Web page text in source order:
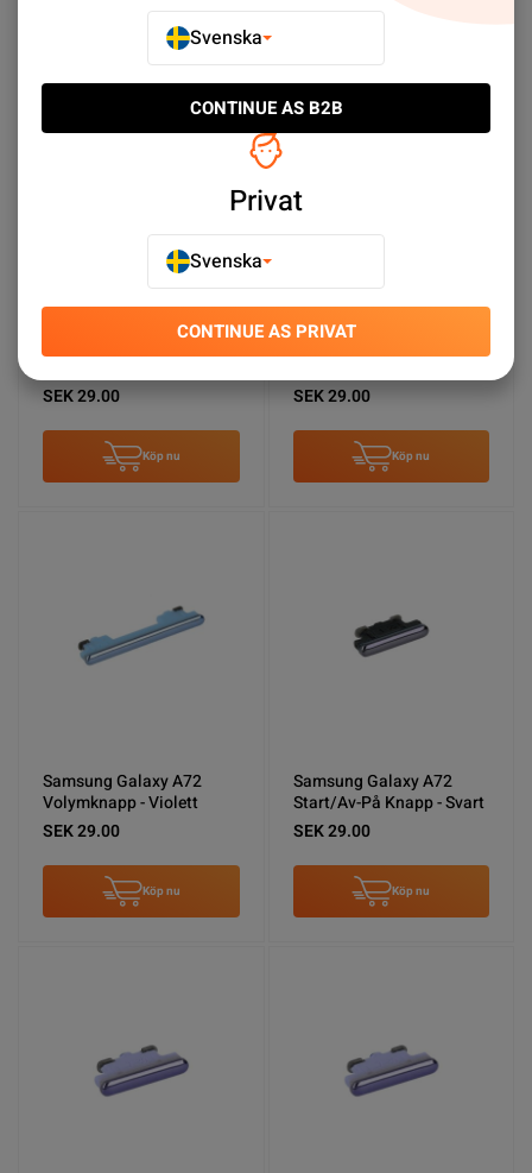
Samsung Galaxy A72
SEK 29.00
Köp nu
Samsung Galaxy A72
SEK 29.00
Köp nu
Samsung Galaxy A72
Volymknapp - Violett
SEK 29.00
Köp nu
Samsung Galaxy A72
Start/Av-På Knapp - Svart
SEK 29.00
Köp nu
Svenska
CONTINUE AS B2B
Privat
Svenska
CONTINUE AS PRIVAT